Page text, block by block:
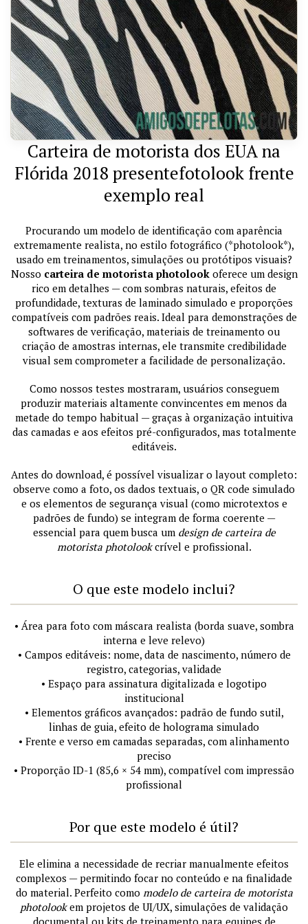
Carteira de motorista dos EUA na
Flórida 2018 presentefotolook frente
exemplo real
Procurando um modelo de identificação com aparência
extremamente realista, no estilo fotográfico (*photolook*),
usado em treinamentos, simulações ou protótipos visuais?
Nosso carteira de motorista photolookoferece um design
rico em detalhes — com sombras naturais, efeitos de
profundidade, texturas de laminado simulado e proporções
compatíveis com padrões reais. Ideal para demonstrações de
softwares de verificação, materiais de treinamento ou
criação de amostras internas, ele transmite credibilidade
visual sem comprometer a facilidade de personalização.
Como nossos testes mostraram, usuários conseguem
produzir materiais altamente convincentes em menos da
metade do tempo habitual — graças à organização intuitiva
das camadas e aos efeitos pré-configurados, mas totalmente
editáveis.
Antes do download, é possível visualizar o layout completo:
observe como a foto, os dados textuais, o QR code simulado
e os elementos de segurança visual (como microtextos e
padrões de fundo) se integram de forma coerente —
essencial para quem busca um design de carteira de
motorista photolookcrível e profissional.
O que este modelo inclui?
• Área para foto com máscara realista (borda suave, sombra
interna e leve relevo)
• Campos editáveis: nome, data de nascimento, número de
registro, categorias, validade
• Espaço para assinatura digitalizada e logotipo
institucional
• Elementos gráficos avançados: padrão de fundo sutil,
linhas de guia, efeito de holograma simulado
• Frente e verso em camadas separadas, com alinhamento
preciso
• Proporção ID-1 (85,6 × 54 mm), compatível com impressão
profissional
Por que este modelo é útil?
Ele elimina a necessidade de recriar manualmente efeitos
complexos — permitindo focar no conteúdo e na finalidade
do material. Perfeito como modelo de carteira de motorista
photolookem projetos de UI/UX, simulações de validação